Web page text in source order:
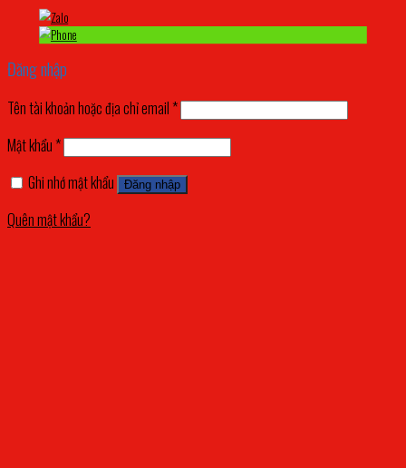
Đăng nhập
Tên tài khoản hoặc địa chỉ email *
Mật khẩu *
Ghi nhớ mật khẩu
Đăng nhập
Quên mật khẩu?